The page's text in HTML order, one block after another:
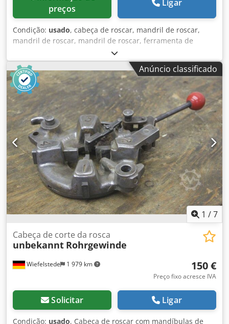
preços
Ligar
Condição: usado, cabeça de roscar, mandril de roscar,
mandril de roscar, mandril de roscar, ferramenta de
fresar, acessório de roscar Fabricante: WMW, cabeças de
roscar de abertura automática tipo A2 13 peças Dedperu
Ra Sofx Alfock -Tamanho: M16 x 1,75 suporte MK3 2 peças
-Tamanho: M10 x 1,5 1 peça -Tamanho: Ø 17 mm 10 peças
-Preço/entrega: completo -Dimensões de transporte:
400/250/H270 mm -Peso: 22 kg
Anúncio classificado
1 /7
Wiefelstede 1 979 km
Cabeça de corte da rosca
unbekannt Rohrgewinde
150 €
Preço fixo acresce IVA
Solicitar Ligar
Condição: usado, Cabeça de roscar com mandíbulas de